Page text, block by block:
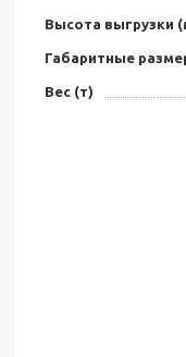
Высота выгрузки
Габаритные
Вес (т)